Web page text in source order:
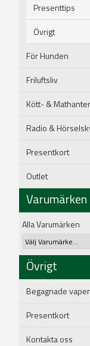
Presenttips
Övrigt
För Hunden
Friluftsliv
Kött- &
Radio &
Presentkort
Outlet
Varumärken
Alla Varumärken
Övrigt
Begagnade
Presentkort
Kontakta oss